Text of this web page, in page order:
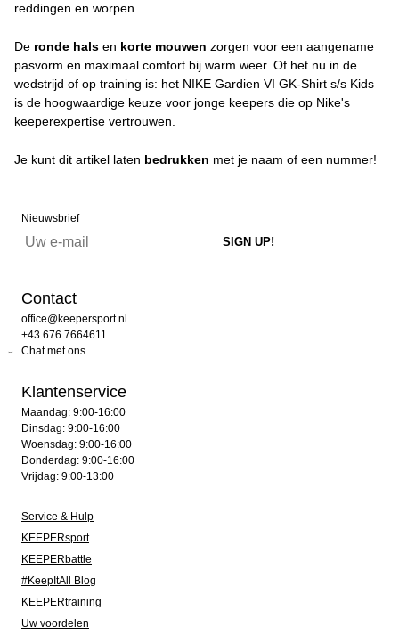
reddingen en worpen.
De ronde hals en korte mouwen zorgen voor een aangename
pasvorm en maximaal comfort bij warm weer. Of het nu in de
wedstrijd of op training is: het NIKE Gardien VI GK-Shirt s/s Kids
is de hoogwaardige keuze voor jonge keepers die op Nike's
keeperexpertise vertrouwen.
Je kunt dit artikel laten bedrukken met je naam of een nummer!
Nieuwsbrief
Contact
office@keepersport.nl
+43 676 7664611
Chat met ons
Klantenservice
Maandag: 9:00-16:00
Dinsdag: 9:00-16:00
Woensdag: 9:00-16:00
Donderdag: 9:00-16:00
Vrijdag: 9:00-13:00
Service & Hulp
KEEPERsport
KEEPERbattle
#KeepItAll Blog
KEEPERtraining
Uw voordelen